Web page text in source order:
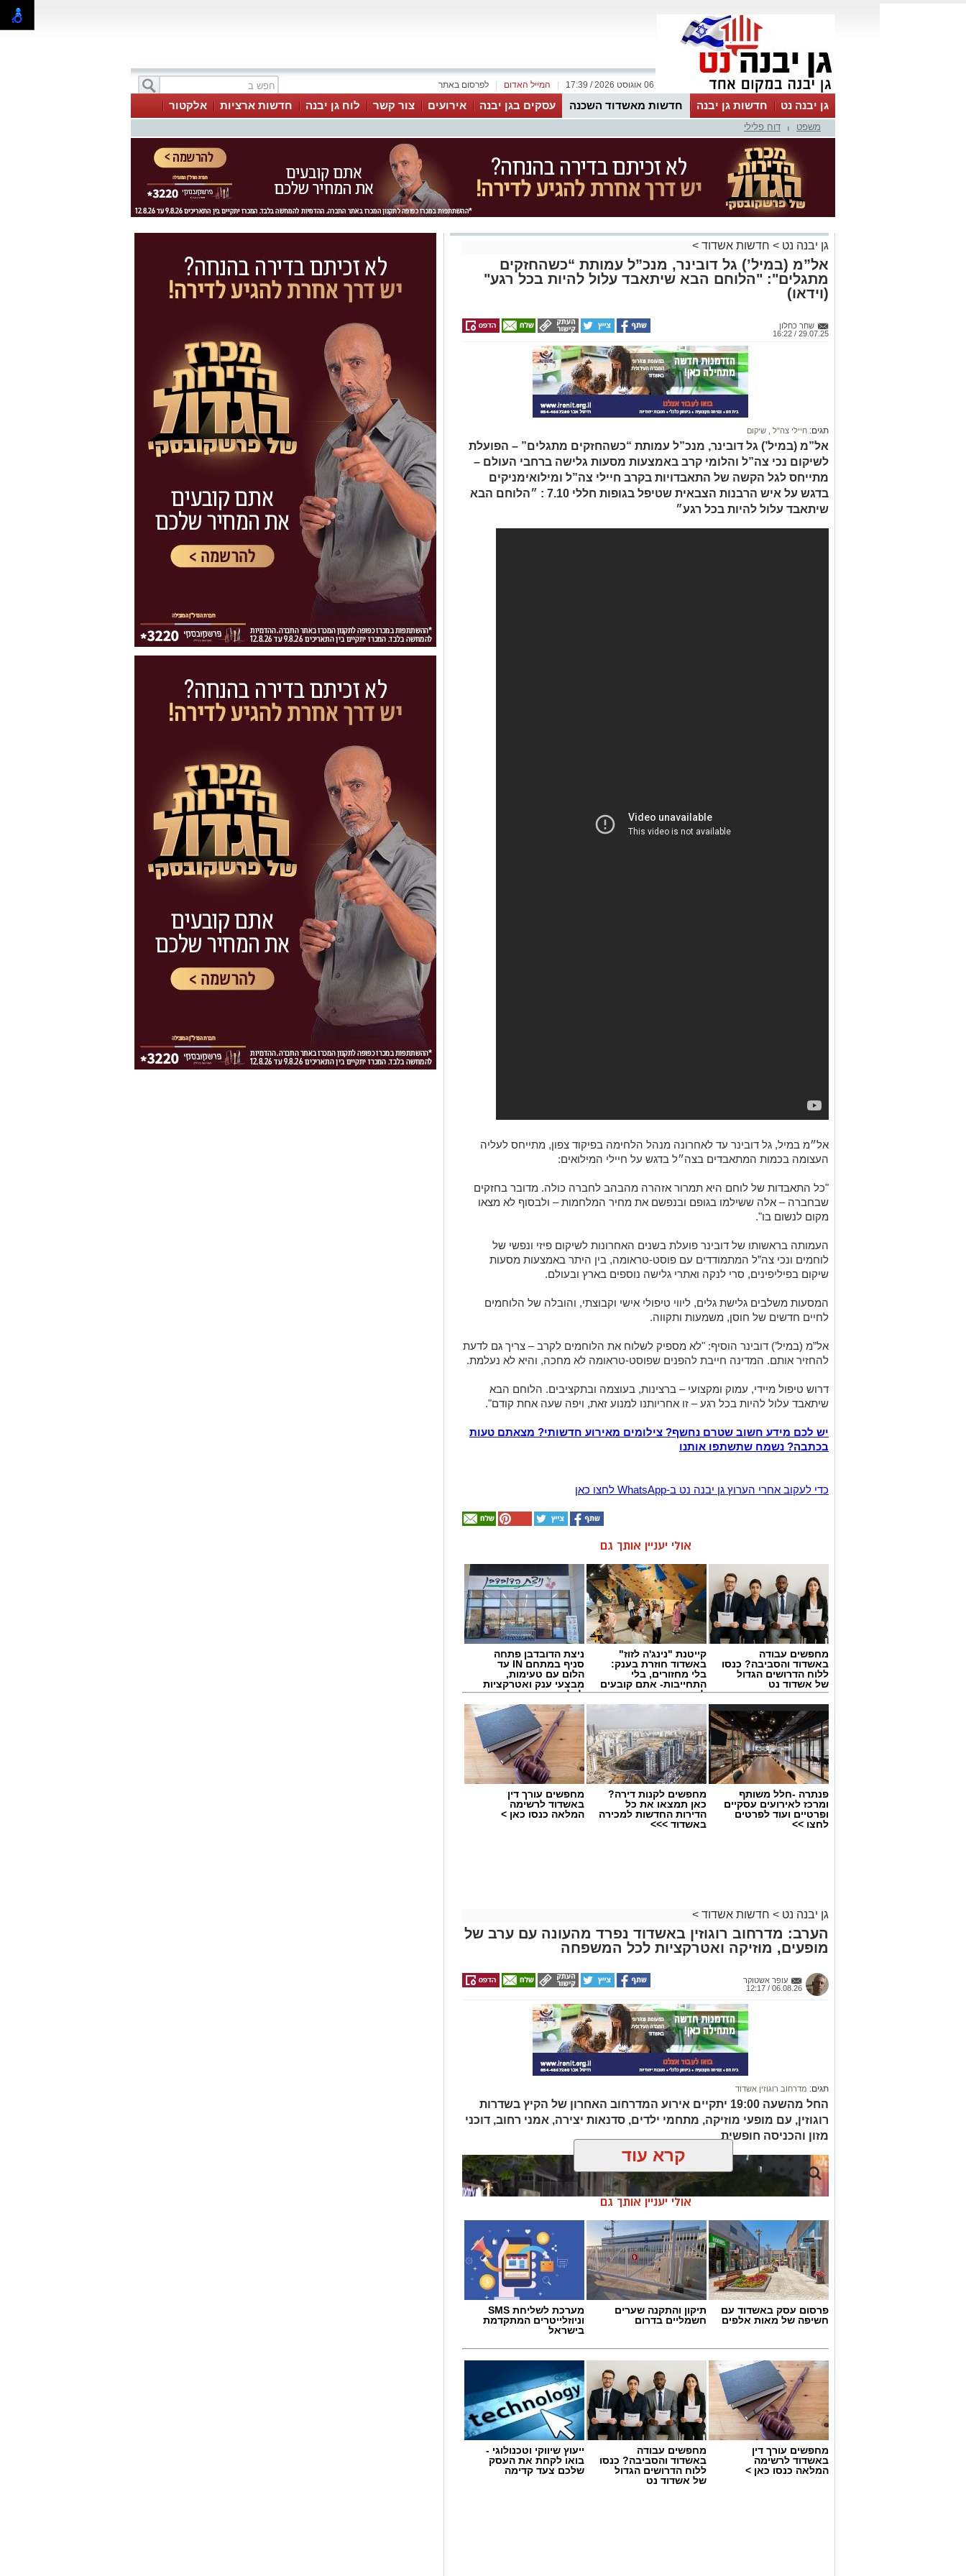
לפרסום באתר המייל האדום 06 אוגוסט 2026 / 17:39
גן יבנה נט חדשות גן יבנה חדשות מאשדוד השכנה עסקים בגן יבנה אירועים צור קשר לוח גן יבנה חדשות ארציות
אלקטור
MyKehila
משפט דוח פלילי
גן יבנה נט > חדשות אשדוד >
אל”מ (במיל’) גל דובינר, מנכ”ל עמותת “כשהחזקים
מתגלים": "הלוחם הבא שיתאבד עלול להיות בכל רגע"
(וידאו)
שחר כחלון
29.07.25 / 16:22
תגים: חיילי צה"ל שיקום
אל”מ (במיל’) גל דובינר, מנכ”ל עמותת “כשהחזקים מתגלים” – הפועלת
לשיקום נכי צה”ל והלומי קרב באמצעות מסעות גלישה ברחבי העולם –
מתייחס לגל הקשה של התאבדויות בקרב חיילי צה”ל ומילואימניקים
בדגש על איש הרבנות הצבאית שטיפל בגופות חללי 7.10 : ״הלוחם הבא
שיתאבד עלול להיות בכל רגע״
אל״מ במיל, גל דובינר עד לאחרונה מנהל הלחימה בפיקוד צפון, מתייחס לעליה
העצומה בכמות המתאבדים בצה״ל בדגש על חיילי המילואים:
"כל התאבדות של לוחם היא תמרור אזהרה מהבהב לחברה כולה. מדובר בחזקים
שבחברה – אלה ששילמו בגופם ובנפשם את מחיר המלחמות – ולבסוף לא מצאו
מקום לנשום בו".
העמותה בראשותו של דובינר פועלת בשנים האחרונות לשיקום פיזי ונפשי של
לוחמים ונכי צה”ל המתמודדים עם פוסט-טראומה, בין היתר באמצעות מסעות
שיקום בפיליפינים, סרי לנקה ואתרי גלישה נוספים בארץ ובעולם.
המסעות משלבים גלישת גלים, ליווי טיפולי אישי וקבוצתי, והובלה של הלוחמים
לחיים חדשים של חוסן, משמעות ותקווה.
אל”מ (במיל’) דובינר הוסיף: "לא מספיק לשלוח את הלוחמים לקרב – צריך גם לדעת
להחזיר אותם. המדינה חייבת להפנים שפוסט-טראומה לא מחכה, והיא לא נעלמת.
דרוש טיפול מיידי, עמוק ומקצועי – ברצינות, בעוצמה ובתקציבים. הלוחם הבא
שיתאבד עלול להיות בכל רגע – זו אחריותנו למנוע זאת, ויפה שעה אחת קודם".
יש לכם מידע חשוב שטרם נחשף? צילומים מאירוע חדשותי? מצאתם טעות
בכתבה? נשמח שתשתפו אותנו
‏כדי לעקוב אחרי הערוץ גן יבנה נט ב-WhatsApp לחצו כאן
אולי יעניין אותך גם
מחפשים עבודה
באשדוד והסביבה? כנסו
ללוח הדרושים הגדול
של אשדוד נט
קייטנת "נינג'ה לזוז"
באשדוד חוזרת בענק:
בלי מחזורים, בלי
התחייבות- אתם קובעים
לכמה ואיזה ימים
להירשם!
ניצת הדובדבן פתחה
סניף במתחם IN עד
הלום עם טעימות,
מבצעי ענק ואטרקציות
לכל המשפחה
פנתרה -חלל משותף
ומרכז לאירועים עסקיים
ופרטיים ועוד לפרטים
לחצו >>
מחפשים לקנות דירה?
כאן תמצאו את כל
הדירות החדשות למכירה
באשדוד >>>
מחפשים עורך דין
באשדוד לרשימה
המלאה כנסו כאן >
גן יבנה נט > חדשות אשדוד >
הערב: מדרחוב רוגוזין באשדוד נפרד מהעונה עם ערב של
מופעים, מוזיקה ואטרקציות לכל המשפחה
עופר אשטוקר
06.08.26 / 12:17
תגים: מדרחוב רוגוזין אשדוד
החל מהשעה 19:00 יתקיים אירוע המדרחוב האחרון של הקיץ בשדרות
רוגוזין, עם מופעי מוזיקה, מתחמי ילדים, סדנאות יצירה, אמני רחוב, דוכני
מזון והכניסה חופשית
קרדיט צילום: ODREY, טים נודלמן
עיריית אשדוד מזמינה את תושבי העיר והסביבה לחגוג את אירוע המדרחוב האחרון
של הקיץ, שייערך ביום חמישי החל מהשעה 19:00 בשדרות רוגוזין.
קרא עוד
אולי יעניין אותך גם
פרסום עסק באשדוד עם
חשיפה של מאות אלפים
תיקון והתקנה שערים
חשמליים בדרום
מערכת לשליחת SMS
וניוזלייטרים המתקדמת
בישראל
מחפשים עורך דין
באשדוד לרשימה
המלאה כנסו כאן >
מחפשים עבודה
באשדוד והסביבה? כנסו
ללוח הדרושים הגדול
של אשדוד נט
ייעוץ שיווקי וטכנולוגי -
בואו לקחת את העסק
שלכם צעד קדימה